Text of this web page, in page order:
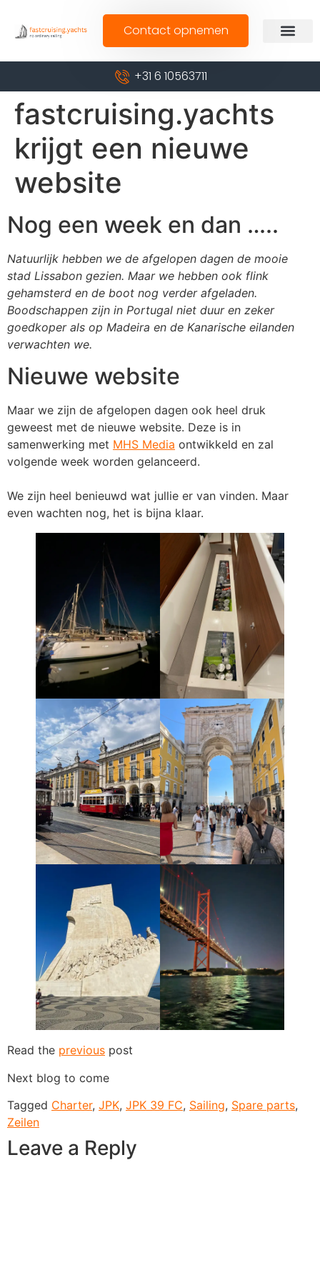
Contact opnemen
+31 6 10563711
fastcruising.yachts
krijgt een nieuwe
website
Nog een week en dan …..
Natuurlijk hebben we de afgelopen dagen de mooie
stad Lissabon gezien. Maar we hebben ook flink
gehamsterd en de boot nog verder afgeladen.
Boodschappen zijn in Portugal niet duur en zeker
goedkoper als op Madeira en de Kanarische eilanden
verwachten we.
Nieuwe website
Maar we zijn de afgelopen dagen ook heel druk
geweest met de nieuwe website. Deze is in
samenwerking met MHS Media ontwikkeld en zal
volgende week worden gelanceerd.
We zijn heel benieuwd wat jullie er van vinden. Maar
even wachten nog, het is bijna klaar.
Read the previous post
Next blog to come
Tagged Charter, JPK, JPK 39 FC, Sailing, Spare parts,
Zeilen
Leave a Reply